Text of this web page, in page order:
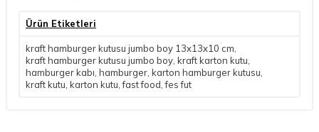
Ürün Etiketleri
kraft hamburger kutusu jumbo boy 13x13x10 cm,
kraft hamburger kutusu jumbo boy, kraft karton kutu,
hamburger kabı, hamburger, karton hamburger kutusu,
kraft kutu, karton kutu,fast food,fes fut